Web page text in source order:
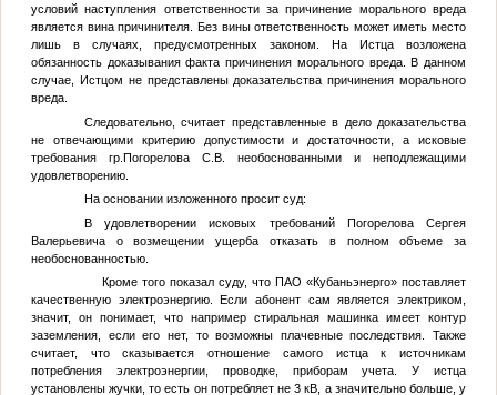
условий наступления ответственности за причинение морального вреда
является вина причинителя. Без вины ответственность может иметь место
лишь в случаях, предусмотренных законом. На Истца возложена
обязанность доказывания факта причинения морального вреда. В данном
случае, Истцом не представлены доказательства причинения морального
вреда.
Следовательно, считает представленные в дело доказательства
не отвечающими критерию допустимости и достаточности, а исковые
требования гр.Погорелова С.В. необоснованными и неподлежащими
удовлетворению.
На основании изложенного просит суд:
В удовлетворении исковых требований Погорелова Сергея
Валерьевича о возмещении ущерба отказать в полном объеме за
необоснованностью.
Кроме того показал суду, что ПАО «Кубаньэнерго» поставляет
качественную электроэнергию. Если абонент сам является электриком,
значит, он понимает, что например стиральная машинка имеет контур
заземления, если его нет, то возможны плачевные последствия. Также
считает, что сказывается отношение самого истца к источникам
потребления электроэнергии, проводке, приборам учета. У истца
установлены жучки, то есть он потребляет не 3 кВ, а значительно больше, у